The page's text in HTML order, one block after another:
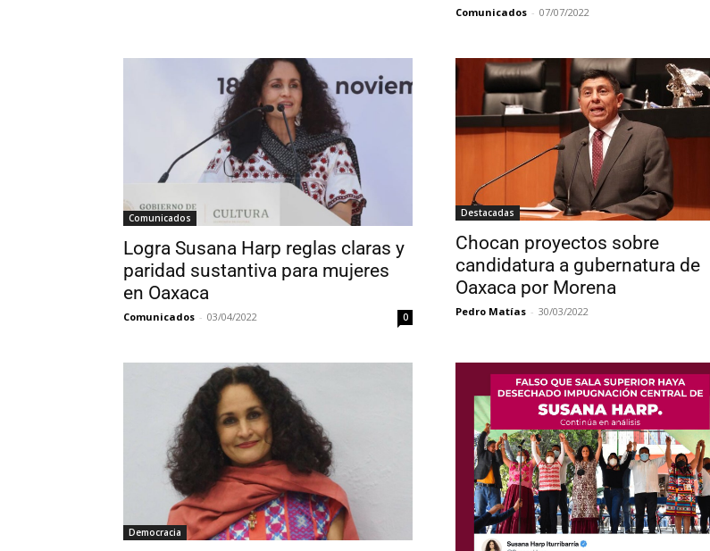
Comunicados - 07/07/2022
Comunicados
Logra Susana Harp reglas claras y
paridad sustantiva para mujeres
en Oaxaca
Comunicados - 03/04/2022 0
Destacadas
Chocan proyectos sobre
candidatura a gubernatura de
Oaxaca por Morena
Pedro Matías - 30/03/2022
Democracia